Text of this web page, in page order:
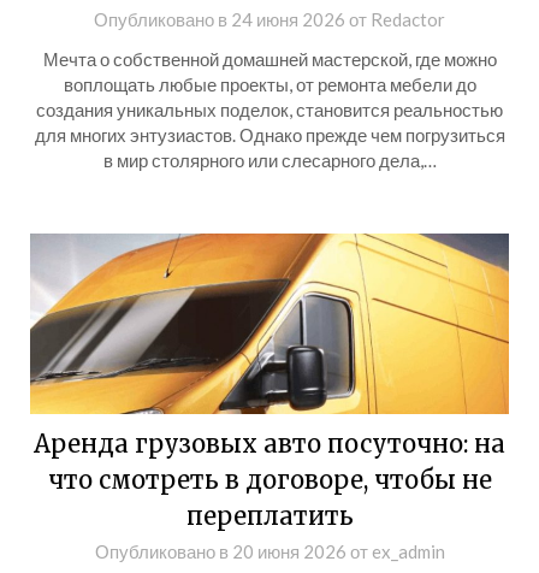
Опубликовано в 24 июня 2026 от Redactor
Мечта о собственной домашней мастерской, где можно
воплощать любые проекты, от ремонта мебели до
создания уникальных поделок, становится реальностью
для многих энтузиастов. Однако прежде чем погрузиться
в мир столярного или слесарного дела,…
Аренда грузовых авто посуточно: на
что смотреть в договоре, чтобы не
переплатить
Опубликовано в 20 июня 2026 от ex_admin